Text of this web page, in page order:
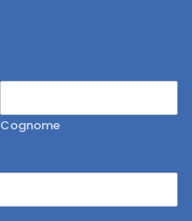
Cognome